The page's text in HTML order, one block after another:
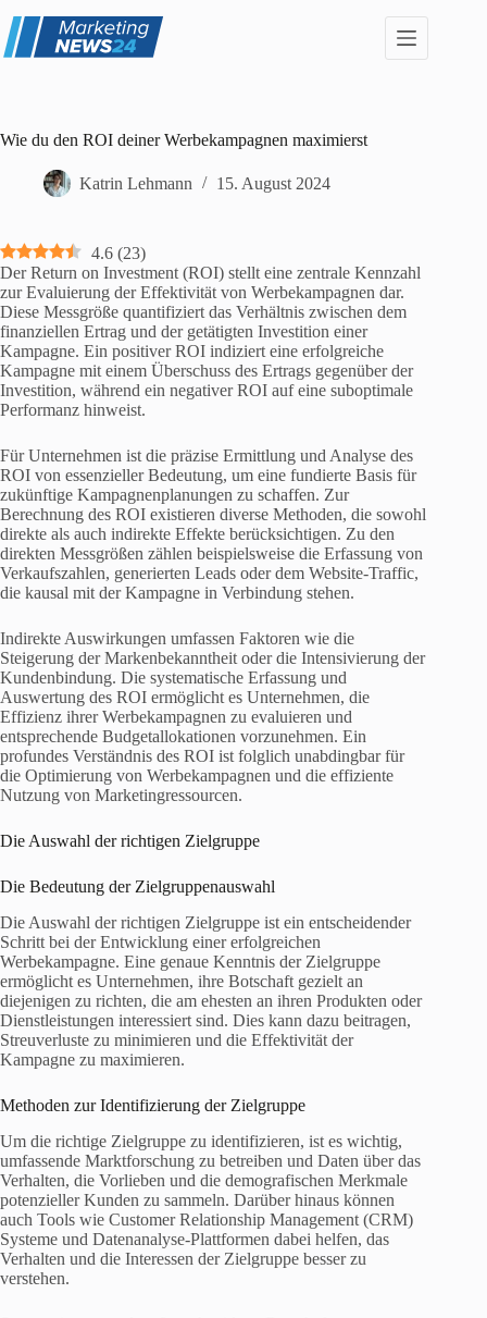
Inhalt
springen
Wie du den ROI deiner Werbekampagnen maximierst
Katrin Lehmann 15. August 2024
4.6 (23)
Der Return on Investment (ROI) stellt eine zentrale Kennzahl
zur Evaluierung der Effektivität von Werbekampagnen dar.
Diese Messgröße quantifiziert das Verhältnis zwischen dem
finanziellen Ertrag und der getätigten Investition einer
Kampagne. Ein positiver ROI indiziert eine erfolgreiche
Kampagne mit einem Überschuss des Ertrags gegenüber der
Investition, während ein negativer ROI auf eine suboptimale
Performanz hinweist.
Für Unternehmen ist die präzise Ermittlung und Analyse des
ROI von essenzieller Bedeutung, um eine fundierte Basis für
zukünftige Kampagnenplanungen zu schaffen. Zur
Berechnung des ROI existieren diverse Methoden, die sowohl
direkte als auch indirekte Effekte berücksichtigen. Zu den
direkten Messgrößen zählen beispielsweise die Erfassung von
Verkaufszahlen, generierten Leads oder dem Website-Traffic,
die kausal mit der Kampagne in Verbindung stehen.
Indirekte Auswirkungen umfassen Faktoren wie die
Steigerung der Markenbekanntheit oder die Intensivierung der
Kundenbindung. Die systematische Erfassung und
Auswertung des ROI ermöglicht es Unternehmen, die
Effizienz ihrer Werbekampagnen zu evaluieren und
entsprechende Budgetallokationen vorzunehmen. Ein
profundes Verständnis des ROI ist folglich unabdingbar für
die Optimierung von Werbekampagnen und die effiziente
Nutzung von Marketingressourcen.
Die Auswahl der richtigen Zielgruppe
Die Bedeutung der Zielgruppenauswahl
Die Auswahl der richtigen Zielgruppe ist ein entscheidender
Schritt bei der Entwicklung einer erfolgreichen
Werbekampagne. Eine genaue Kenntnis der Zielgruppe
ermöglicht es Unternehmen, ihre Botschaft gezielt an
diejenigen zu richten, die am ehesten an ihren Produkten oder
Dienstleistungen interessiert sind. Dies kann dazu beitragen,
Streuverluste zu minimieren und die Effektivität der
Kampagne zu maximieren.
Methoden zur Identifizierung der Zielgruppe
Um die richtige Zielgruppe zu identifizieren, ist es wichtig,
umfassende Marktforschung zu betreiben und Daten über das
Verhalten, die Vorlieben und die demografischen Merkmale
potenzieller Kunden zu sammeln. Darüber hinaus können
auch Tools wie Customer Relationship Management (CRM)
Systeme und Datenanalyse-Plattformen dabei helfen, das
Verhalten und die Interessen der Zielgruppe besser zu
verstehen.